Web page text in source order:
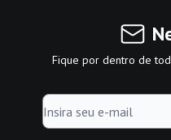
Fique por dentro de